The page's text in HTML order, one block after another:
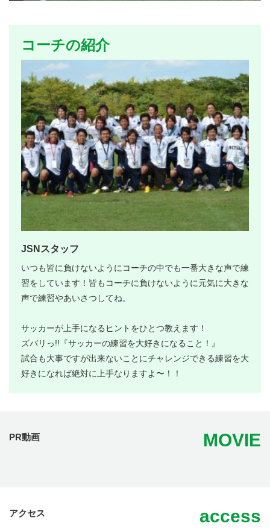
コーチの紹介
JSNスタッフ
いつも皆に負けないようにコーチの中でも一番大きな声で練
習をしています！皆もコーチに負けないように元気に大きな
声で練習やあいさつしてね。
サッカーが上手になるヒントをひとつ教えます！
ズバリっ!!『サッカーの練習を大好きになること！』
試合も大事ですが出来ないことにチャレンジできる練習を大
好きになれば絶対に上手なりますよ〜！！
PR動画 MOVIE
アクセス access